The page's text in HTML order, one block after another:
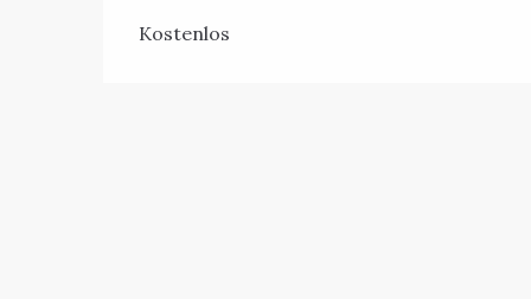
Kostenlos